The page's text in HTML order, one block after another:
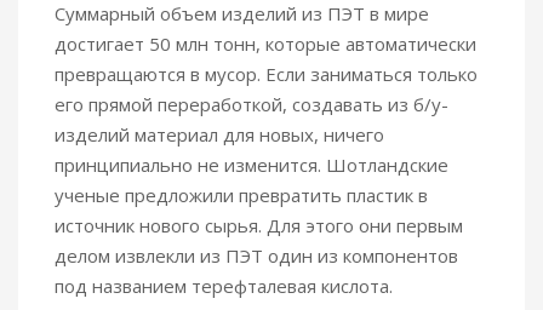
Суммарный объем изделий из ПЭТ в мире
достигает 50 млн тонн, которые автоматически
превращаются в мусор. Если заниматься только
его прямой переработкой, создавать из б/у-
изделий материал для новых, ничего
принципиально не изменится. Шотландские
ученые предложили превратить пластик в
источник нового сырья. Для этого они первым
делом извлекли из ПЭТ один из компонентов
под названием терефталевая кислота.